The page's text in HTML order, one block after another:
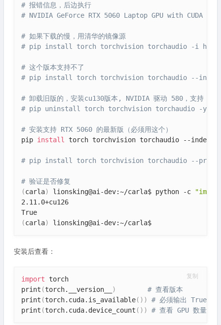
# 报错信息，后边执行
# NVIDIA GeForce RTX 5060 Laptop GPU with CUDA
# 如果下载的慢，用清华的镜像源
# pip install torch torchvision torchaudio -i
# 这个版本支持不了
# pip install torch torchvision torchaudio --
# 卸载旧版的，安装cu130版本, NVIDIA 驱动 580，支持
# pip uninstall torch torchvision torchaudio -y
# 安装支持 RTX 5060 的最新版（必须用这个）
pip install torch torchvision torchaudio --index-
# pip install torch torchvision torchaudio --pre --
# 验证是否修复
(carla) lionsking@ai-dev:~/carla$ python -c
2.11.0+cu126
(carla)
安装后查看：
import torch
print (torch.__version__ )
# 查看版本
print (torch.cuda.is_available( ))
# 必须输出 True
print (torch.cuda.device_count ( )) # 查看 GPU 数量
复制